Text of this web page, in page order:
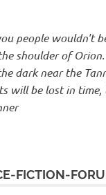
people wouldn't
shoulder of
dark near the
will be lost in time,
FICTION-